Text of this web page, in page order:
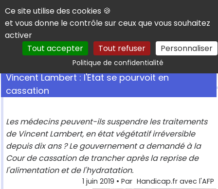
Panneau de gestion des cookies
Ce site utilise des cookies 🍪
et vous donne le contrôle sur ceux que vous souhaitez
activer
Tout accepter
Tout refuser Personnaliser
Politique de confidentialitéRechercher
Vincent Lambert : l'Etat se pourvoit en
cassation
Les médecins peuvent-ils suspendre les traitements
de Vincent Lambert, en état végétatif irréversible
depuis dix ans ? Le gouvernement a demandé à la
Cour de cassation de trancher après la reprise de
l'alimentation et de l'hydratation.
1 juin 2019 • Par Handicap.fr avec l'AFP